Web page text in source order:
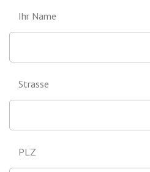
Ihr Name
Strasse
PLZ